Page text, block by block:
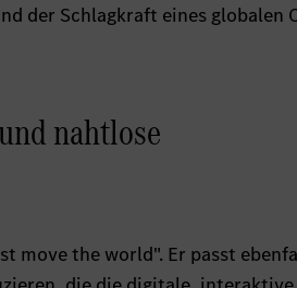
der Schlagkraft eines globalen
nahtlose
move the world". Er passt